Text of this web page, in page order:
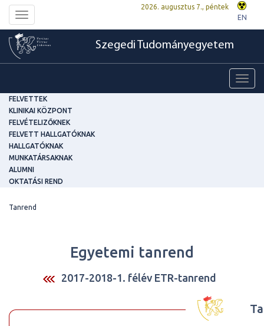
Toggle
navigation
2026. augusztus 7., péntek
EN
Szegedi Tudományegyetem
FELVETTEK
KLINIKAI KÖZPONT
FELVÉTELIZŐKNEK
FELVETT HALLGATÓKNAK
HALLGATÓKNAK
MUNKATÁRSAKNAK
ALUMNI
OKTATÁSI REND
Tanrend
Egyetemi tanrend
2017-2018-1. félév ETR-tanrend